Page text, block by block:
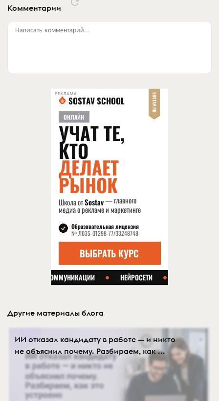
Комментарии
Написать комментарий...
РЕКЛАМА
Другие материалы блога
ИИ отказал кандидату в работе — и никто
не объяснил почему. Разбираем, как ...